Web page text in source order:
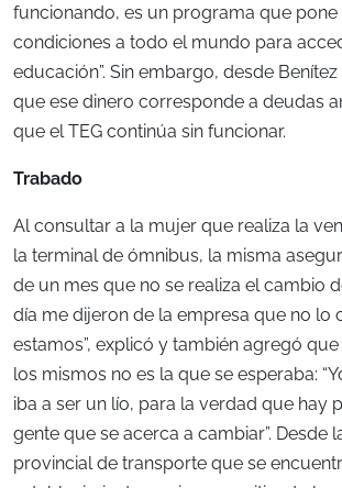
funcionando, es un programa que
condiciones a todo el mundo para
educación”. Sin embargo, desde
que ese dinero corresponde a deudas
que el TEG continúa sin funcionar.
Trabado
Al consultar a la mujer que realiza la
la terminal de ómnibus, la misma
de un mes que no se realiza el cambio
día me dijeron de la empresa que no lo
estamos”, explicó y también agregó
los mismos no es la que se esperaba:
iba a ser un lío, para la verdad que hay
gente que se acerca a cambiar”. Desde
provincial de transporte que se